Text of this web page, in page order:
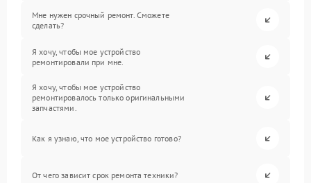
Мне нужен срочный ремонт. Сможете
сделать?
Я хочу, чтобы мое устройство
ремонтировали при мне.
Я хочу, чтобы мое устройство
ремонтировалось только оригинальными
запчастями.
Как я узнаю, что мое устройство готово?
От чего зависит срок ремонта техники?